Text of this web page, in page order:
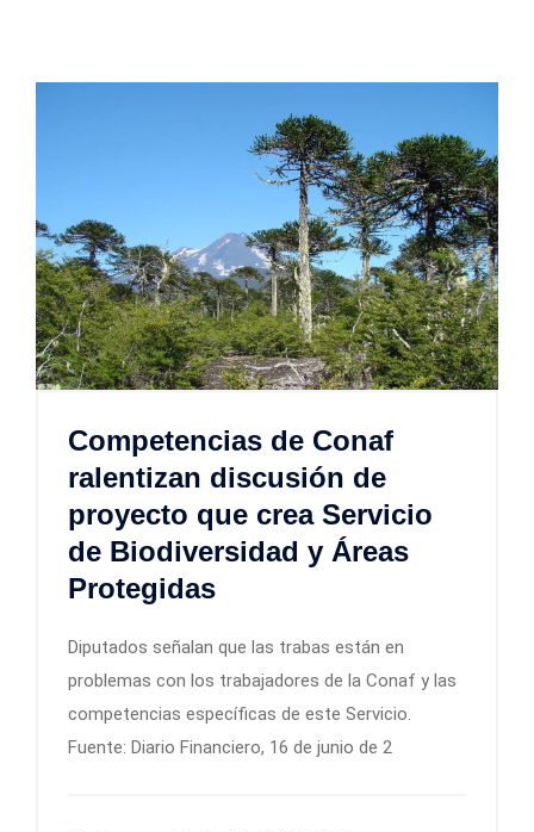
Competencias de Conaf
ralentizan discusión de
proyecto que crea Servicio
de Biodiversidad y Áreas
Protegidas
Diputados señalan que las trabas están en
problemas con los trabajadores de la Conaf y las
competencias específicas de este Servicio.
Fuente: Diario Financiero, 16 de junio de 2